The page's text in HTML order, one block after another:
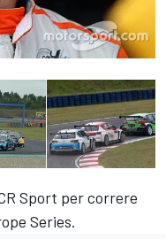
Sport per correre
Series.